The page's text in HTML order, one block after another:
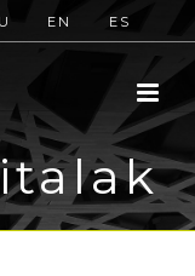
EN ES